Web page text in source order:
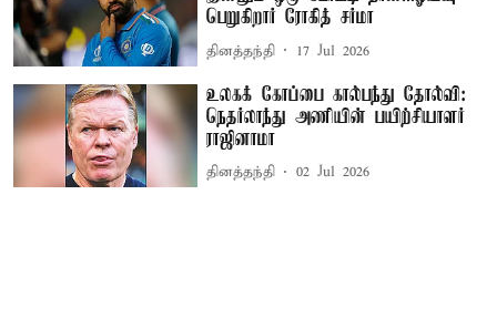
பெறுகிறார் ரோகித் சர்மா
தினத்தந்தி 17 Jul 2026
உலகக் கோப்பை கால்பந்து தோல்வி:
நெதர்லாந்து அணியின் பயிற்சியாளர்
ராஜினாமா
தினத்தந்தி 02 Jul 2026